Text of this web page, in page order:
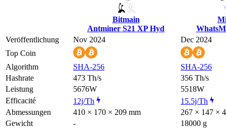
Bitmain
Antminer S21 XP Hyd
Veröffentlichung
Nov 2024
Dec 2024
Top Coin
Algorithm
SHA-256
SHA-256
Hashrate
473 Th/s
356 Th/s
Leistung
5676W
5518W
Efficacité
12j/Th
15.5j/Th
Abmessungen
410 × 170 × 209 mm
267 × 147 ×
Gewicht
-
18000 g